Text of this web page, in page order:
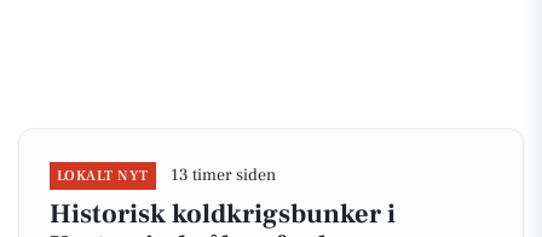
LOKALT NYT 13 timer siden
Historisk koldkrigsbunker i